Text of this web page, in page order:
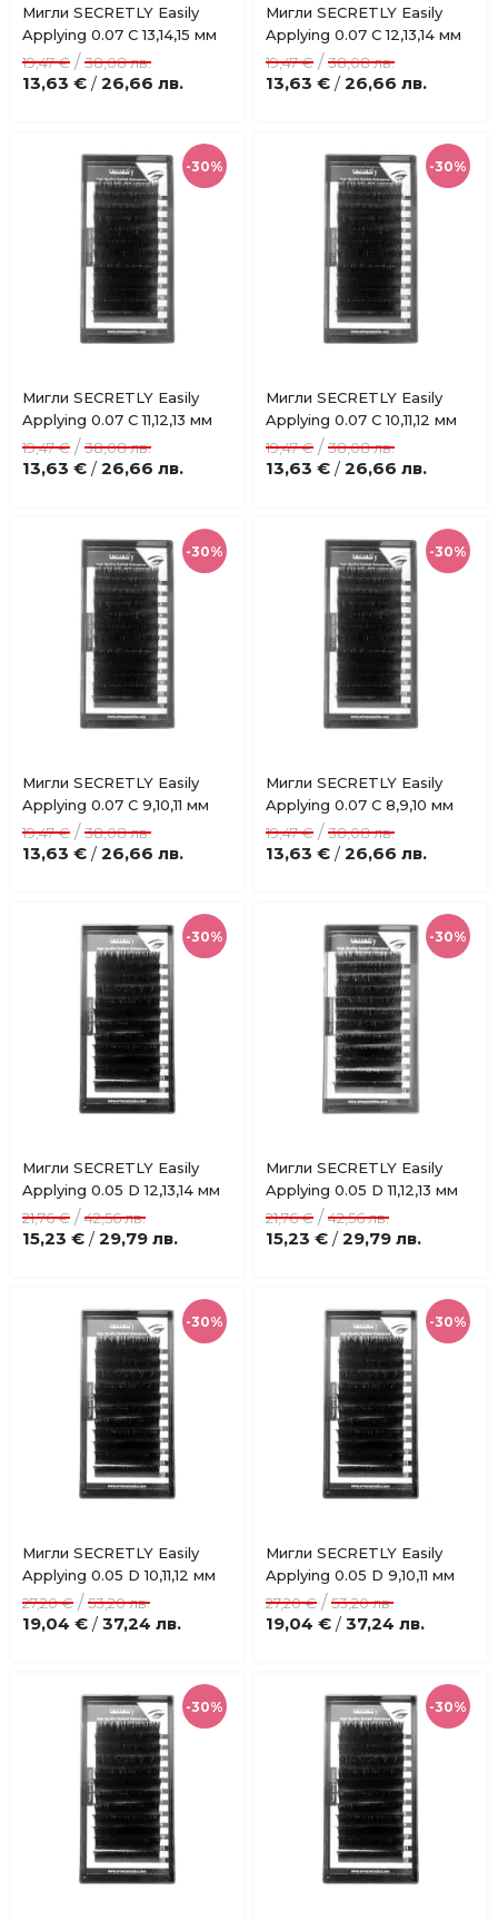
Добави
в
Купи
Мигли SECRETLY Easily
Applying 0.07 C 13,14,15 мм
13,63 € / 26,66 лв.
19,47 € /38,08 лв.
Добави
в
Купи
Мигли SECRETLY Easily
Applying 0.07 C 12,13,14 мм
13,63 € / 26,66 лв.
19,47 € /38,08 лв.
-30%
Добави
в
Купи
Мигли SECRETLY Easily
Applying 0.07 C 11,12,13 мм
13,63 € / 26,66 лв.
19,47 € /38,08 лв.
-30%
Добави
в
Купи
Мигли SECRETLY Easily
Applying 0.07 C 10,11,12 мм
13,63 € / 26,66 лв.
19,47 € /38,08 лв.
-30%
Добави
в
Купи
Мигли SECRETLY Easily
Applying 0.07 C 9,10,11 мм
13,63 € / 26,66 лв.
19,47 € /38,08 лв.
-30%
Добави
в
Купи
Мигли SECRETLY Easily
Applying 0.07 C 8,9,10 мм
13,63 € / 26,66 лв.
19,47 € /38,08 лв.
-30%
Добави
в
Купи
Мигли SECRETLY Easily
Applying 0.05 D 12,13,14 мм
15,23 € / 29,79 лв.
21,76 € /42,56 лв.
-30%
Добави
в
Купи
Мигли SECRETLY Easily
Applying 0.05 D 11,12,13 мм
15,23 € / 29,79 лв.
21,76 € /42,56 лв.
-30%
Добави
в
Купи
Мигли SECRETLY Easily
Applying 0.05 D 10,11,12 мм
19,04 € / 37,24 лв.
27,20 € /53,20 лв.
-30%
Добави
в
Купи
Мигли SECRETLY Easily
Applying 0.05 D 9,10,11 мм
19,04 € / 37,24 лв.
27,20 € /53,20 лв.
-30% -30%